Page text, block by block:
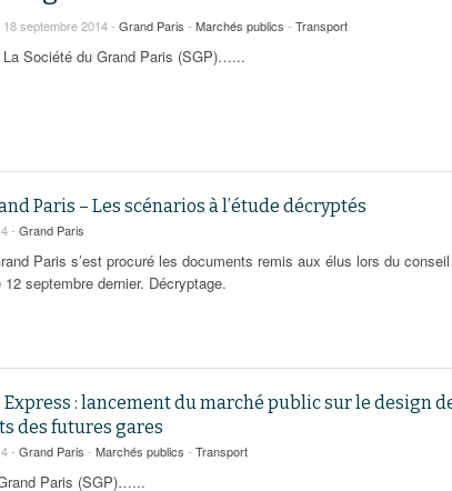
redessinent le marché de la location de luxe
16 juillet 2026
janvier 2026
Municipales 2026 : la CCI livre 23
janvier 2026
Plus d'articles
Exclusif –
feuille de
À Paris, les
redessinent
18 septembre 2014 - Grand Paris - Marchés publics - Transport
La Société du Grand Paris (SGP)…...
Paris – Les scénarios à l’étude décryptés
- Grand Paris
Paris s’est procuré les documents remis aux élus lors du
12 septembre dernier. Décryptage.
Express : lancement du marché public sur le design
des futures gares
- Grand Paris - Marchés publics - Transport
Paris (SGP)…...